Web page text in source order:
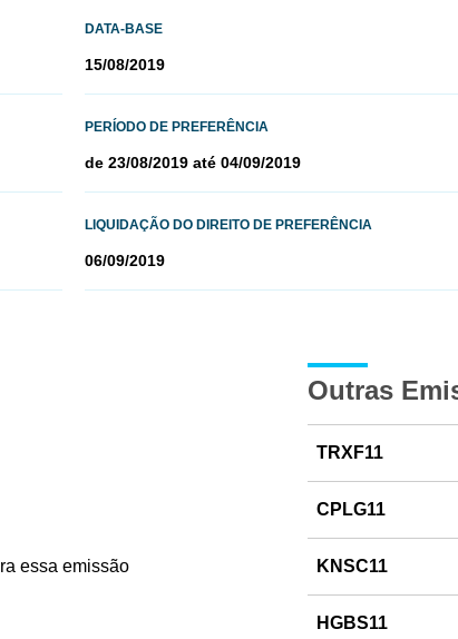
DATA-BASE
15/08/2019
PERÍODO DE PREFERÊNCIA
de 23/08/2019 até 04/09/2019
LIQUIDAÇÃO DO DIREITO DE PREFERÊNCIA
06/09/2019
essa emissão
Outras
TRXF11
CPLG11
KNSC11
HGBS11